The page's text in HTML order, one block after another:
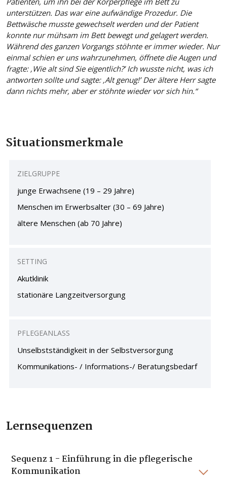
unterstützen. Das war eine aufwändige Prozedur. Die
Bettwäsche musste gewechselt werden und der Patient
konnte nur mühsam im Bett bewegt und gelagert werden.
Während des ganzen Vorgangs stöhnte er immer wieder. Nur
einmal schien er uns wahrzunehmen, öffnete die Augen und
fragte: ‚Wie alt sind Sie eigentlich?’ Ich wusste nicht, was ich
antworten sollte und sagte: ‚Alt genug!’ Der ältere Herr sagte
dann nichts mehr, aber er stöhnte wieder vor sich hin.“
Situationsmerkmale
ZIELGRUPPE
junge Erwachsene (19 – 29 Jahre)
Menschen im Erwerbsalter (30 – 69 Jahre)
ältere Menschen (ab 70 Jahre)
SETTING
Akutklinik
stationäre Langzeitversorgung
PFLEGEANLASS
Unselbstständigkeit in der Selbstversorgung
Kommunikations- / Informations-/ Beratungsbedarf
Lernsequenzen
Sequenz 1 - Einführung in die pflegerische
Kommunikation